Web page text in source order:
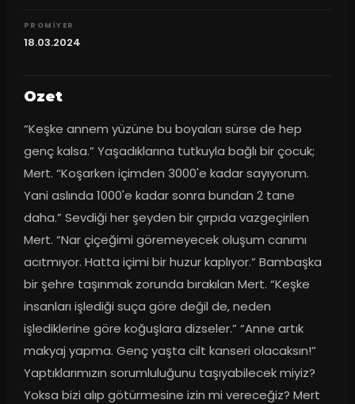
PROMIYER
18.03.2024
Ozet
“Keşke annem yüzüne bu boyaları sürse de hep
genç kalsa.” Yaşadıklarına tutkuyla bağlı bir çocuk;
Mert. “Koşarken içimden 3000'e kadar sayıyorum.
Yani aslında 1000'e kadar sonra bundan 2 tane
daha.” Sevdiği her şeyden bir çırpıda vazgeçirilen
Mert. “Nar çiçeğimi göremeyecek oluşum canımı
acıtmıyor. Hatta içimi bir huzur kaplıyor.” Bambaşka
bir şehre taşınmak zorunda bırakılan Mert. “Keşke
insanları işlediği suça göre değil de, neden
işlediklerine göre koğuşlara dizseler.” “Anne artık
makyaj yapma. Genç yaşta cilt kanseri olacaksın!”
Yaptıklarımızın sorumluluğunu taşıyabilecek miyiz?
Yoksa bizi alıp götürmesine izin mi vereceğiz? Mert